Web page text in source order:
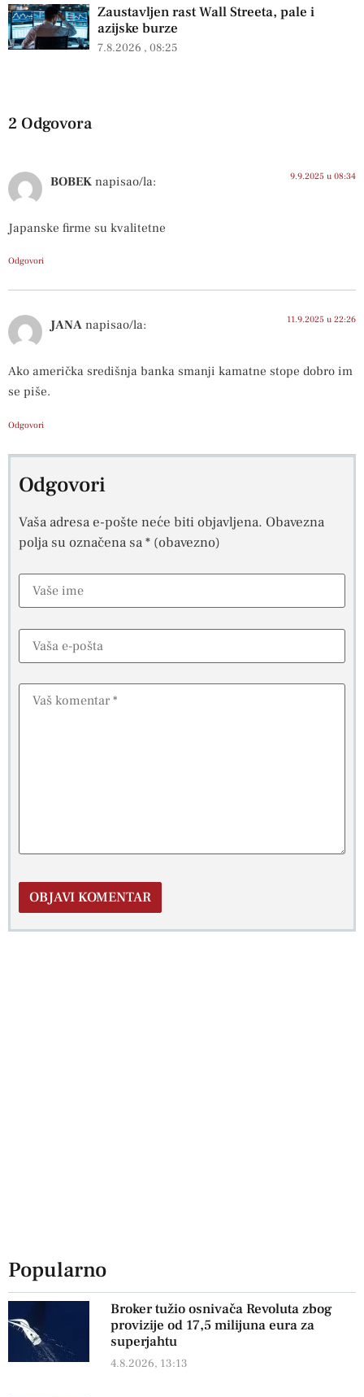
Zaustavljen rast Wall Streeta, pale i
azijske burze
7.8.2026 08:25
2 Odgovora
BOBEK napisao/la: 9.9.2025 u 08:34
Japanske firme su kvalitetne
Odgovori
JANA napisao/la: 11.9.2025 u 22:26
Ako američka središnja banka smanji kamatne stope dobro im
se piše.
Odgovori
Odgovori
Vaša adresa e-pošte neće biti objavljena. Obavezna
polja su označena sa* (obavezno)
Popularno
Broker tužio osnivača Revoluta zbog
provizije od 17,5 milijuna eura za
superjahtu
4.8.2026, 13:13